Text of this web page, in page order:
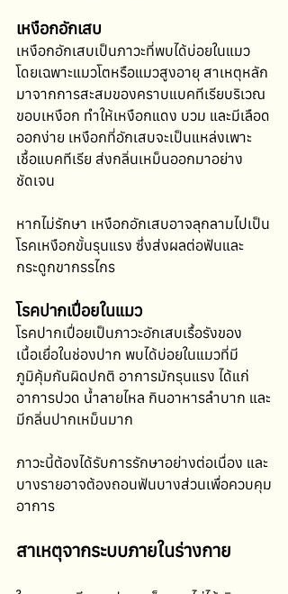
เหงือกอักเสบ
เหงือกอักเสบเป็นภาวะที่พบได้บ่อยในแมว
โดยเฉพาะแมวโตหรือแมวสูงอายุ สาเหตุหลัก
มาจากการสะสมของคราบแบคทีเรียบริเวณ
ขอบเหงือก ทำให้เหงือกแดง บวม และมีเลือด
ออกง่าย เหงือกที่อักเสบจะเป็นแหล่งเพาะ
เชื้อแบคทีเรีย ส่งกลิ่นเหม็นออกมาอย่าง
ชัดเจน
หากไม่รักษา เหงือกอักเสบอาจลุกลามไปเป็น
โรคเหงือกขั้นรุนแรง ซึ่งส่งผลต่อฟันและ
กระดูกขากรรไกร
โรคปากเปื่อยในแมว
โรคปากเปื่อยเป็นภาวะอักเสบเรื้อรังของ
เนื้อเยื่อในช่องปาก พบได้บ่อยในแมวที่มี
ภูมิคุ้มกันผิดปกติ อาการมักรุนแรง ได้แก่
อาการปวด น้ำลายไหล กินอาหารลำบาก และ
มีกลิ่นปากเหม็นมาก
ภาวะนี้ต้องได้รับการรักษาอย่างต่อเนื่อง และ
บางรายอาจต้องถอนฟันบางส่วนเพื่อควบคุม
อาการ
สาเหตุจากระบบภายในร่างกาย